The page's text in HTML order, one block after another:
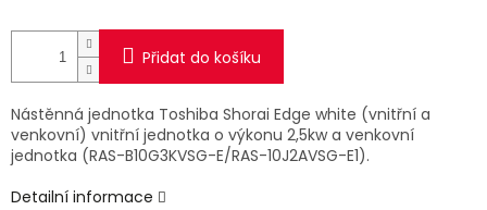
Přidat do košíku
Nástěnná jednotka Toshiba Shorai Edge white (vnitřní a
venkovní) vnitřní jednotka o výkonu 2,5kw a venkovní
jednotka (RAS-B10G3KVSG-E/RAS-10J2AVSG-E1).
Detailní informace